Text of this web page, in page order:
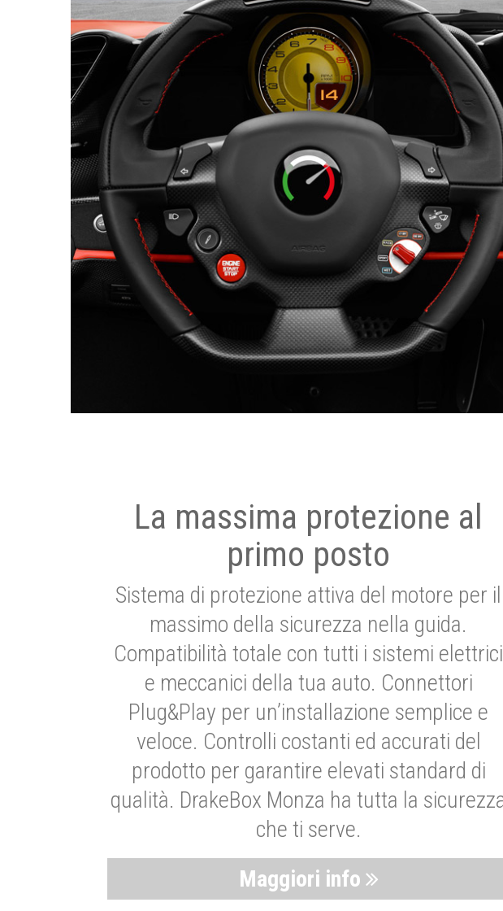
La massima protezione al
primo posto
Sistema di protezione attiva del motore per il
massimo della sicurezza nella guida.
Compatibilità totale con tutti i sistemi elettrici
e meccanici della tua auto. Connettori
Plug&Play per un’installazione semplice e
veloce. Controlli costanti ed accurati del
prodotto per garantire elevati standard di
qualità. DrakeBox Monza ha tutta la
che ti serve.
Maggiori info